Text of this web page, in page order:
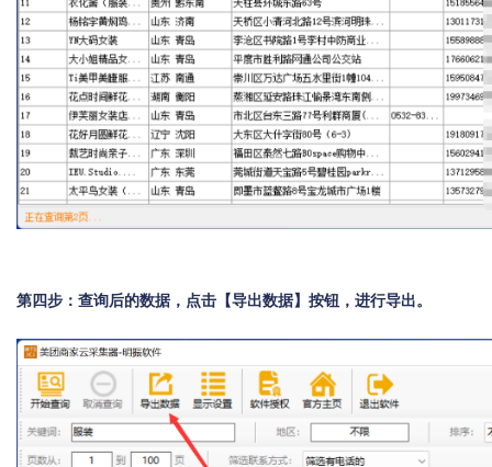
第四步：查询后的数据，点击【导出数据】按钮，进行导出。